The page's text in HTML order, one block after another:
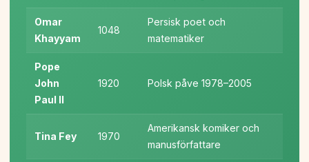
Omar
Khayyam
1048
Persisk poet och
matematiker
Pope
John
Paul II
1920 Polsk påve 1978–2005
Tina Fey 1970
Amerikansk komiker och
manusförfattare